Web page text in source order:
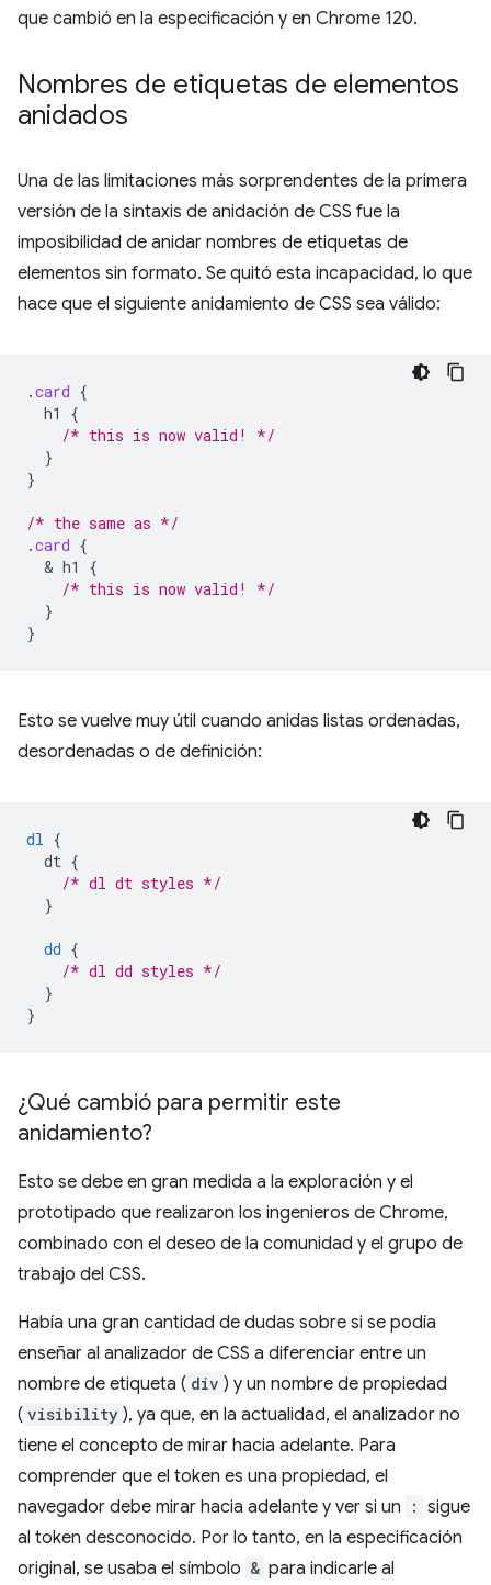
que cambió en la especificación y en Chrome 120.
Nombres de etiquetas de elementos
anidados
Una de las limitaciones más sorprendentes de la primera
versión de la sintaxis de anidación de CSS fue la
imposibilidad de anidar nombres de etiquetas de
elementos sin formato. Se quitó esta incapacidad, lo que
hace que el siguiente anidamiento de CSS sea válido:
.card {
h1
{
/* this is now valid! */
}
}
/* the same as */
.card {
  &
h1
{
/* this is now valid! */
}
}
Esto se vuelve muy útil cuando anidas listas ordenadas,
desordenadas o de definición:
dl {
dt {
/* dl dt styles */
}
dd {
/* dl dd styles */
}
}
¿Qué cambió para permitir este
anidamiento?
Esto se debe en gran medida a la exploración y el
prototipado que realizaron los ingenieros de Chrome,
combinado con el deseo de la comunidad y el grupo de
trabajo del CSS.
Había una gran cantidad de dudas sobre si se podía
enseñar al analizador de CSS a diferenciar entre un
nombre de etiqueta ( div ) y un nombre de propiedad
( visibility ), ya que, en la actualidad, el analizador no
tiene el concepto de mirar hacia adelante. Para
comprender que el token es una propiedad, el
navegador debe mirar hacia adelante y ver si un
: sigue
al token desconocido. Por lo tanto, en la especificación
original, se usaba el símbolo & para indicarle al